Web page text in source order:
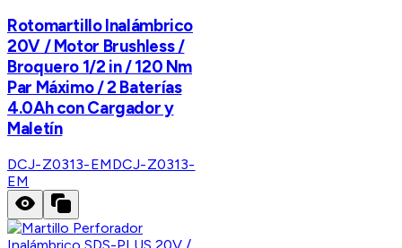
Rotomartillo Inalámbrico
20V / Motor Brushless /
Broquero 1/2 in / 120 Nm
Par Máximo / 2 Baterías
4.0Ah con Cargador y
Maletín
DCJ-Z0313-EMDCJ-Z0313-
EM